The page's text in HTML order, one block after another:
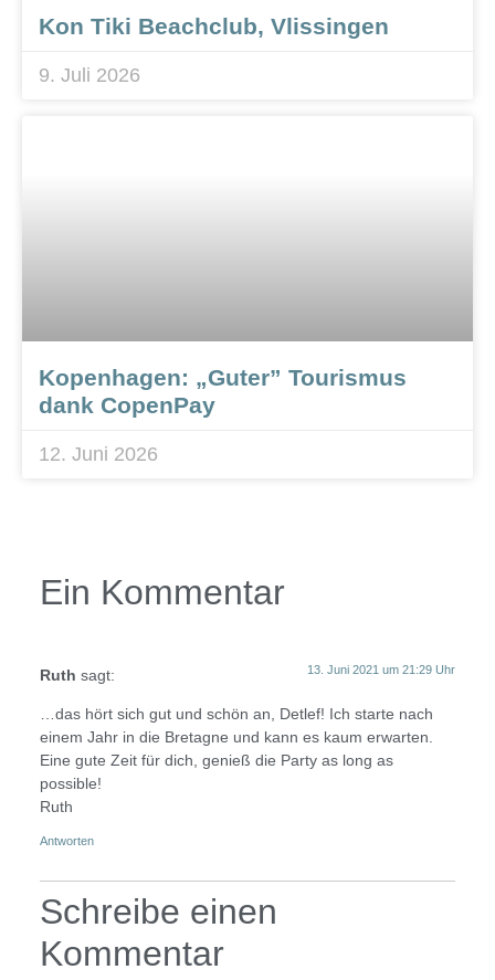
Kon Tiki Beachclub, Vlissingen
9. Juli 2026
Kopenhagen: „Guter” Tourismus
dank CopenPay
12. Juni 2026
Ein Kommentar
Ruth sagt: 13. Juni 2021 um 21:29 Uhr
…das hört sich gut und schön an, Detlef! Ich starte nach
einem Jahr in die Bretagne und kann es kaum erwarten.
Eine gute Zeit für dich, genieß die Party as long as
possible!
Ruth
Antworten
Schreibe einen
Kommentar